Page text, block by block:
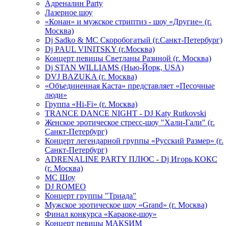
Адреналин Party
Лазерное шоу
«Конан» и мужское стриптиз - шоу «Другие» (г.
Москва)
Dj Sadko & МС Скоробогатый (г.Санкт-Петербург)
Dj PAUL VINITSKY (г.Москва)
Концерт певицы Светланы Разиной (г. Москва)
Dj STAN WILLIAMS (Нью-Йорк, USA)
DVJ BAZUKA (г. Москва)
«Объединенная Каста» представляет «Песочные
люди»
Группа «Hi-Fi» (г. Москва)
TRANCE DANCE NIGHT - DJ Katy Rutkovski
Женское эротическое стресс-шоу "Хали-Гали" (г.
Санкт-Петербург)
Концерт легендарной группы «Русский Размер» (г.
Санкт-Петербург)
ADRENALINE PARTY ПЛЮС - Dj Игорь КОКС
(г. Москва)
MC Шоу
DJ ROMEO
Концерт группы "Триада"
Мужское эротическое шоу «Grand» (г. Москва)
Финал конкурса «Караоке-шоу»
Концерт певицы МАКSИМ